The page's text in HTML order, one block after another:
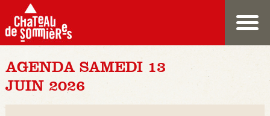
AGENDA SAMEDI 13
JUIN 2026